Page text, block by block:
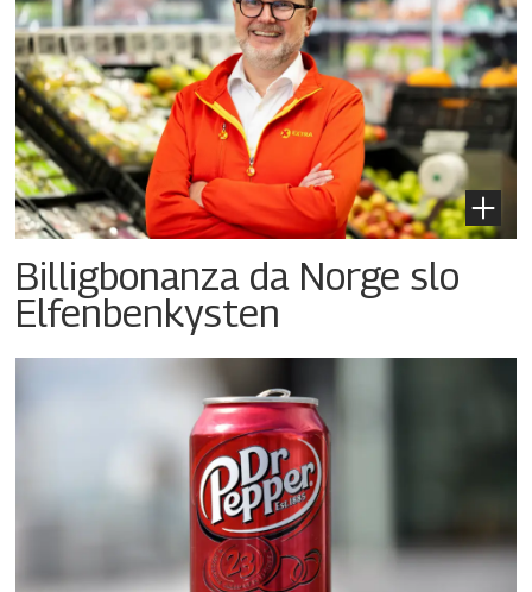
Billigbonanza da Norge slo
Elfenbenkysten